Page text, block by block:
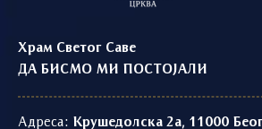
Храм Светог Саве
ДА БИСМО МИ ПОСТОЈАЛИ
Адреса: Крушедолска 2а, 11000